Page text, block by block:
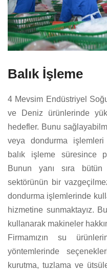
Balık İşleme
4 Mevsim Endüstriyel
ve Deniz ürünlerinde
hedefler. Bunu
veya dondurma işlemleri
balık işleme süresince
Bunun yanı sıra bütün
sektörünün bir
dondurma işlemlerinde
hizmetine sunmaktayız.
kullanarak makineler
Firmamızın su
yöntemlerinde
kurutma, tuzlama ve